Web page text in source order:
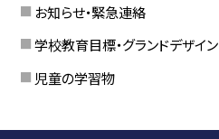
お知らせ・緊急連絡
学校教育目標・グランドデザイン
児童の学習物